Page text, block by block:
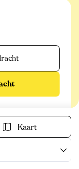
Kaart